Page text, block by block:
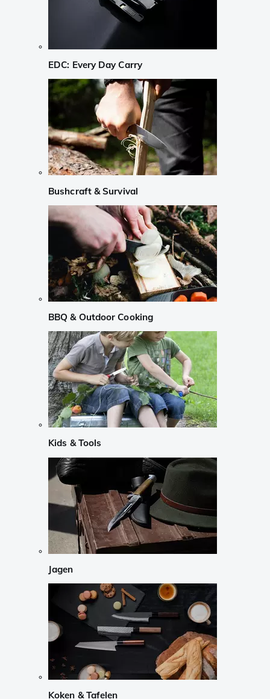
EDC: Every Day Carry
Bushcraft & Survival
BBQ & Outdoor Cooking
Kids & Tools
Jagen
Koken & Tafelen